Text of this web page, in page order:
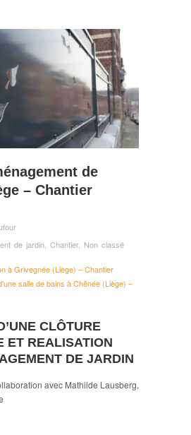
de
– Chantier
de jardin Chantier, Non classé
à Grivegnée (Liège) – Chantier
salle de bains à Chênée (Liège) –
CLÔTURE
ET REALISATION
DE JARDIN
avec Mathilde Lausberg,